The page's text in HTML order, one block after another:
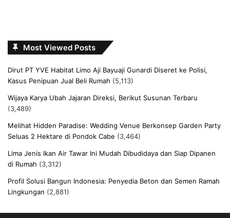
Most Viewed Posts
Dirut PT YVE Habitat Limo Aji Bayuaji Gunardi Diseret ke Polisi,
Kasus Penipuan Jual Beli Rumah (5,113)
Wijaya Karya Ubah Jajaran Direksi, Berikut Susunan Terbaru
(3,489)
Melihat Hidden Paradise: Wedding Venue Berkonsep Garden Party
Seluas 2 Hektare di Pondok Cabe (3,464)
Lima Jenis Ikan Air Tawar Ini Mudah Dibudidaya dan Siap Dipanen
di Rumah (3,312)
Profil Solusi Bangun Indonesia: Penyedia Beton dan Semen Ramah
Lingkungan (2,881)